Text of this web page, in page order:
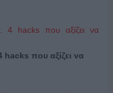
που αξίζει να